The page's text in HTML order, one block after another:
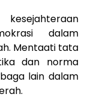
dalam
Mentaati tata
dan norma
lain dalam